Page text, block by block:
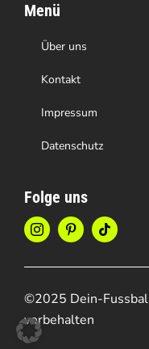
Menü
Über uns
Kontakt
Impressum
Datenschutz
Folge uns
©2025 Dein-
vorbehalten